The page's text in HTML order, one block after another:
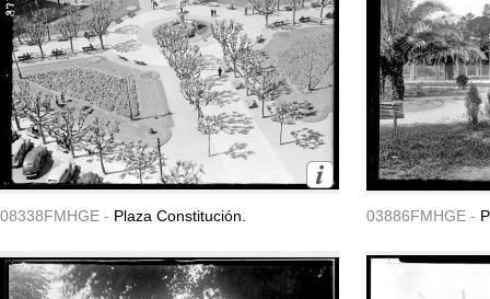
08338FMHGE - Plaza Constitución. 03886FMHGE -